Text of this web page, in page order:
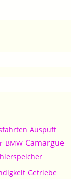
Auspuff
BMW Camargue
Getriebe